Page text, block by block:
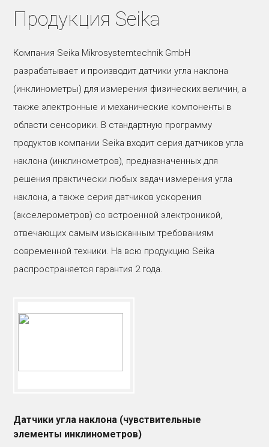
Продукция Seika
Компания Seika Mikrosystemtechnik GmbH
разрабатывает и производит датчики угла наклона
(инклинометры) для измерения физических величин, а
также электронные и механические компоненты в
области сенсорики. В стандартную программу
продуктов компании Seika входит серия датчиков угла
наклона (инклинометров), предназначенных для
решения практически любых задач измерения угла
наклона, а также серия датчиков ускорения
(акселерометров) со встроенной электроникой,
отвечающих самым изысканным требованиям
современной техники. На всю продукцию Seika
распространяется гарантия 2 года.
Датчики угла наклона (чувствительные
элементы инклинометров)